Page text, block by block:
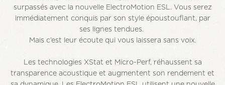
surpassés avec la nouvelle ElectroMotion ESL. Vous serez
immédiatement conquis par son style époustouflant, par
ses lignes tendues.
Mais c’est leur écoute qui vous laissera sans voix.
Les technologies XStat et Micro-Perf, réhaussent sa
transparence acoustique et augmentent son rendement et